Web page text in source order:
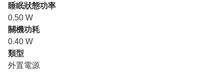
睡眠狀態功率
0.50 W
關機功耗
0.40 W
類型
外置電源